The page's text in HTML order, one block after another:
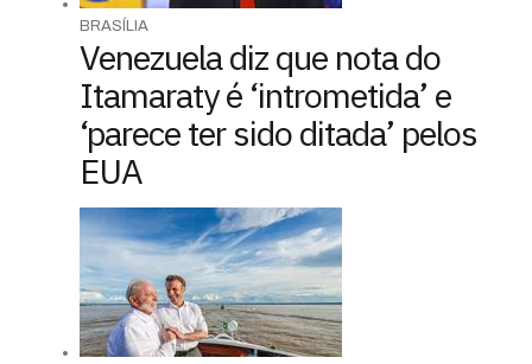
BRASÍLIA
Venezuela diz que nota do
Itamaraty é ‘intrometida’ e
‘parece ter sido ditada’ pelos
EUA